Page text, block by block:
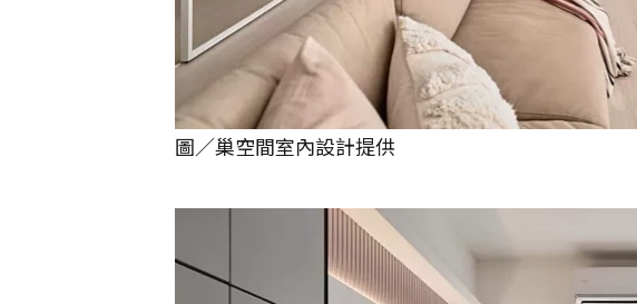
圖／巢空間室內設計提供